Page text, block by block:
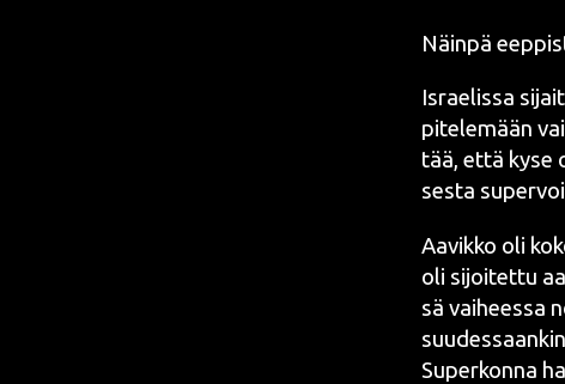
Näin­pä
Israe­lis­sa
pite­le­mään
tää, että kyse
ses­ta
Aavik­ko oli
oli sijoi­tet­tu
sä vai­hees­sa
Super­kon­na